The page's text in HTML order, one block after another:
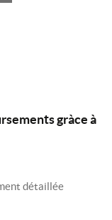
gràce à
détaillée